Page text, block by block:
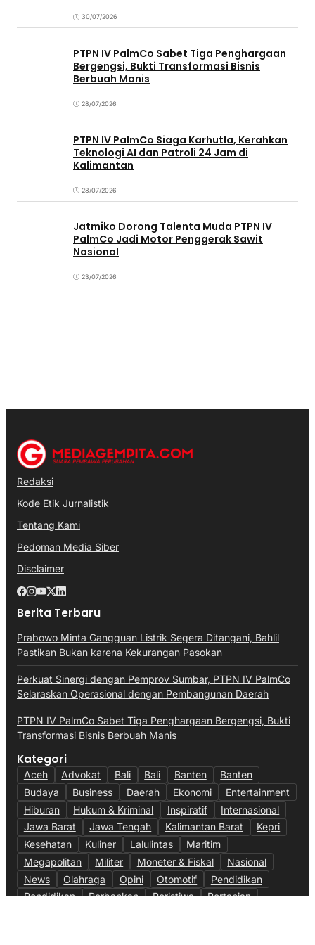
30/07/2026
PTPN IV PalmCo Sabet Tiga Penghargaan
Bergengsi, Bukti Transformasi Bisnis
Berbuah Manis
28/07/2026
PTPN IV PalmCo Siaga Karhutla, Kerahkan
Teknologi AI dan Patroli 24 Jam di
Kalimantan
28/07/2026
Jatmiko Dorong Talenta Muda PTPN IV
PalmCo Jadi Motor Penggerak Sawit
Nasional
23/07/2026
Redaksi
Kode Etik Jurnalistik
Tentang Kami
Pedoman Media Siber
Disclaimer
Berita Terbaru
Prabowo Minta Gangguan Listrik Segera Ditangani, Bahlil
Pastikan Bukan karena Kekurangan Pasokan
Perkuat Sinergi dengan Pemprov Sumbar, PTPN IV PalmCo
Selaraskan Operasional dengan Pembangunan Daerah
PTPN IV PalmCo Sabet Tiga Penghargaan Bergengsi, Bukti
Transformasi Bisnis Berbuah Manis
Kategori
Aceh Advokat Bali Bali Banten
Banten
Budaya
Business Daerah Ekonomi
Entertainment
Hiburan
Hukum & Kriminal Inspiratif
Internasional
Jawa Barat
Jawa Tengah Kalimantan Barat
Kepri
Kesehatan
Kuliner Lalulintas
Maritim
Megapolitan
Militer Moneter & Fiskal
Nasional
News
Olahraga Opini Otomotif
Pendidikan
Pendidikan
Perbankan Peristiwa
Pertanian